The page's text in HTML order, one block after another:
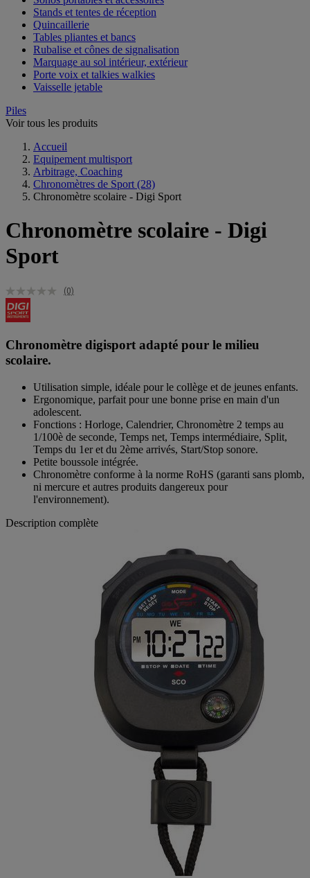
Stands et tentes de réception
Quincaillerie
Tables pliantes et bancs
Rubalise et cônes de signalisation
Marquage au sol intérieur, extérieur
Porte voix et talkies walkies
Vaisselle jetable
Piles
Voir tous les produits
Accueil
Equipement multisport
Arbitrage, Coaching
Chronomètres de Sport (28)
Chronomètre scolaire - Digi Sport
Chronomètre scolaire - Digi
Sport
(0)
Chronomètre digisport adapté pour le milieu
scolaire.
Utilisation simple, idéale pour le collège et de jeunes enfants.
Ergonomique, parfait pour une bonne prise en main d'un
adolescent.
Fonctions : Horloge, Calendrier, Chronomètre 2 temps au
1/100è de seconde, Temps net, Temps intermédiaire, Split,
Temps du 1er et du 2ème arrivés, Start/Stop sonore.
Petite boussole intégrée.
Chronomètre conforme à la norme RoHS (garanti sans plomb,
ni mercure et autres produits dangereux pour
l'environnement).
Description complète